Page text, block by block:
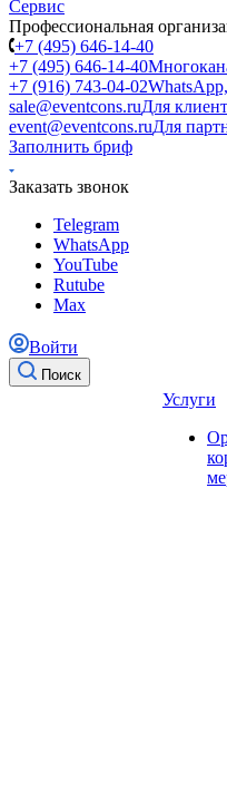
Профессиональная
+7 (495) 646-14-40
+7 (495) 646-14-40
+7 (916) 743-04-02
sale@eventcons.ruДля
event@eventcons.ruДля
Заполнить бриф
Заказать звонок
Telegram
WhatsApp
YouTube
Rutube
Max
Войти
Поиск
Услуги